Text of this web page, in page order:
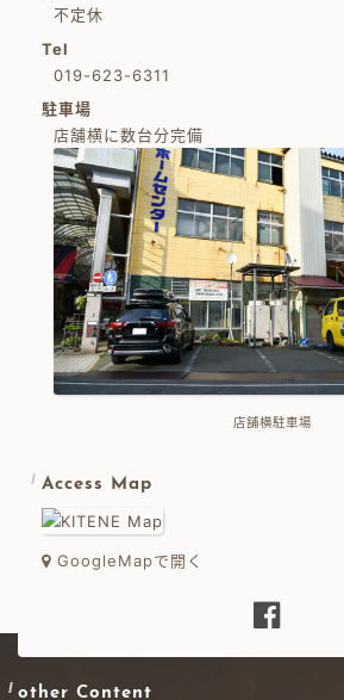
不定休
Tel
019-623-6311
駐車場
店舗横に数台分完備
店舗横駐車場
Access Map
GoogleMapで開く
other Content